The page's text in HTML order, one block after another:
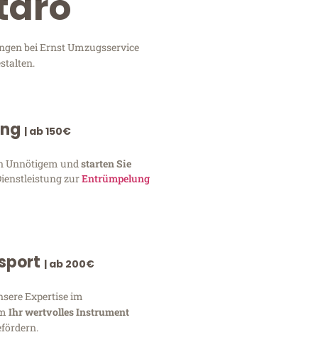
bei Ernst Umzugsservice
| ab 150€
Unnötigem und starten Sie
zurEntrümpelung
| ab 200€
Expertise im
Ihr wertvolles Instrument